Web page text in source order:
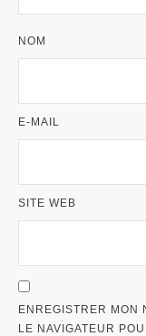
NOM
E-MAIL
SITE WEB
ENREGISTRER MON
LE NAVIGATEUR